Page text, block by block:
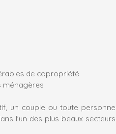
de copropriété
ménagères
un couple ou toute personne
l'un des plus beaux secteurs